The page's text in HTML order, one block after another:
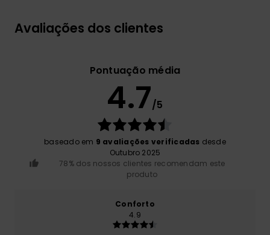
Avaliações dos clientes
Pontuação média
4.7/5
baseado em 9 avaliações verificadas desde
Outubro 2025
78% dos nossos clientes recomendam este
produto
Conforto
4.9